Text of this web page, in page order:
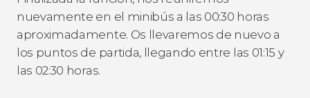
nuevamente en el minibús a las 00:30 horas
aproximadamente. Os llevaremos de nuevo a
los puntos de partida, llegando entre las 01:15 y
las 02:30 horas.